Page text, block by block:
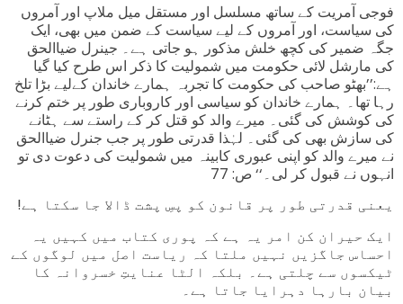
فوجی آمریت کے ساتھ مسلسل اور مستقل میل ملاپ اور آمروں
کی سیاست، اور آمروں کے لیے سیاست کے ضمن میں بھی، ایک
جگہ ضمیر کی کچھ خلش مذکور ہو جاتی ہے۔ جینرل ضیاالحق
کی مارشل لائی حکومت میں شمولیت کا ذکر اس طرح کیا گیا
ہے:’’بھٹو صاحب کی حکومت کا تجربہ ہمارے خاندان کےلیے بڑا تلخ
رہا تھا۔ ہمارے خاندان کو سیاسی اور کاروباری طور پر ختم کرنے
کی کوشش کی گئی۔ میرے والد کو قتل کر کے راستے سے ہٹانے
کی سازش بھی کی گئی۔ لہٰذا قدرتی طور پر جب جنرل ضیاالحق
نے میرے والد کو اپنی عبوری کابینہ میں شمولیت کی دعوت دی تو
انہوں نے قبول کر لی۔‘‘ ص: 77
!یعنی قدرتی طور پر قانون کو پسِ پشت ڈالا جا سکتا ہے
ایک حیران کن امر یہ ہے کہ پوری کتاب میں کہیں یہ
احساس جاگزیں نہیں ملتا کہ ریاست اصل میں لوگوں کے
ٹیکسوں سے چلتی ہے۔ بلکہ الٹا عنایتِ خسروانہ کا
بیان بارہا دہرایا جاتا ہے۔